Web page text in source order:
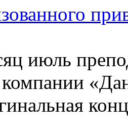
июль